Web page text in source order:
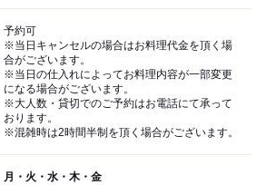
予約可
※当日キャンセルの場合はお料理代金を頂く場
合がございます。
※当日の仕入れによってお料理内容が一部変更
になる場合がございます。
※大人数・貸切でのご予約はお電話にて承って
おります。
※混雑時は2時間半制を頂く場合がございます。
月・火・水・木・金